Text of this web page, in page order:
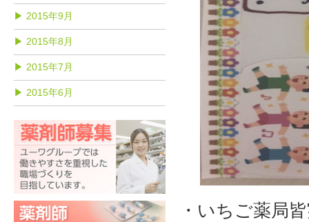
▶ 2015年9月
▶ 2015年8月
▶ 2015年7月
▶ 2015年6月
・いちご薬